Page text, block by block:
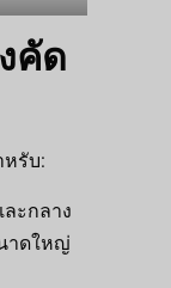
คัด
หรับ:
ะกลาง
าดใหญ่